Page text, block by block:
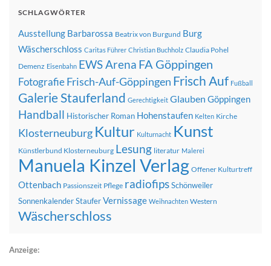
SCHLAGWÖRTER
Ausstellung Barbarossa Beatrix von Burgund Burg
Wäscherschloss Caritas Führer Christian Buchholz Claudia Pohel
Demenz Eisenbahn EWS Arena FA Göppingen
FotografieFrisch-Auf-Göppingen Frisch Auf Fußball
Galerie Stauferland Gerechtigkeit Glauben Göppingen
Handball Historischer Roman Hohenstaufen Kelten Kirche
Klosterneuburg Kultur Kulturnacht Kunst
Künstlerbund Klosterneuburg Lesung literatur Malerei
Manuela Kinzel Verlag Offener Kulturtreff
Ottenbach Passionszeit Pflege radiofipsSchönweiler
SonnenkalenderStauferVernissage Weihnachten Western
Wäscherschloss
Anzeige: